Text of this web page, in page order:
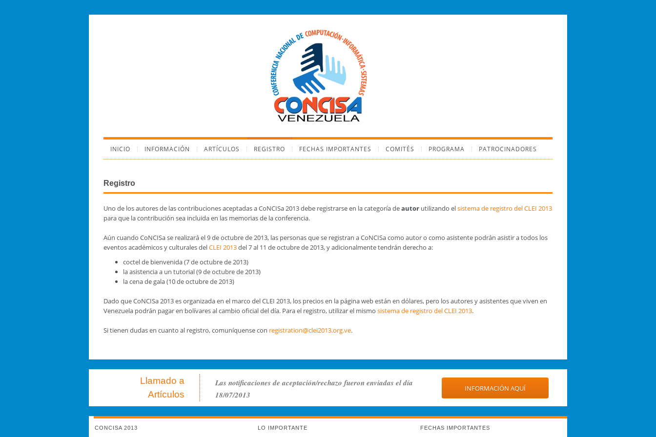
INICIO INFORMACIÓN ARTÍCULOS REGISTRO FECHAS IMPORTANTES COMITÉS PROGRAMA PATROCINADORES
Registro
Uno de los autores de las contribuciones aceptadas a CoNCISa 2013 debe registrarse en la categoría deautorutilizando elsistema de registro del CLEI 2013
para que la contribución sea incluida en las memorias de la conferencia.
Aún cuando CoNCISa se realizará el 9 de octubre de 2013, las personas que se registran a CoNCISa como autor o como asistente podrán asistir a todos los
eventos académicos y culturales delCLEI 2013del 7 al 11 de octubre de 2013, y adicionalmente tendrán derecho a:
coctel de bienvenida (7 de octubre de 2013)
la asistencia a un tutorial (9 de octubre de 2013)
la cena de gala (10 de octubre de 2013)
Dado que CoNCISa 2013 es organizada en el marco del CLEI 2013, los precios en la página web están en dólares, pero los autores y asistentes que viven en
Venezuela podrán pagar en bolívares al cambio oficial del día. Para el registro, utilizar el mismo sistema de registro del CLEI 2013.
Si tienen dudas en cuanto al registro, comuníquense con registration@clei2013.org.ve.
Llamado a
Artículos
Las notificaciones de aceptación/rechazo fueron enviadas el día
18/07/2013
INFORMACIÓN AQUÍ
CONCISA 2013 LO IMPORTANTE FECHAS IMPORTANTES